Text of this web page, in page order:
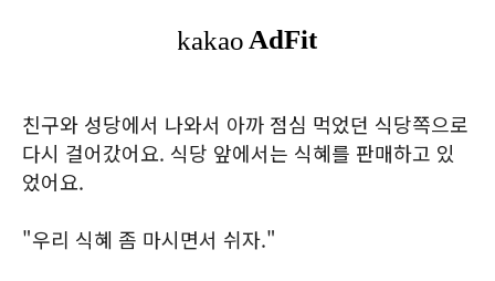
친구와 성당에서 나와서 아까 점심 먹었던 식당쪽으로
다시 걸어갔어요. 식당 앞에서는 식혜를 판매하고 있
었어요.
"우리 식혜 좀 마시면서 쉬자."